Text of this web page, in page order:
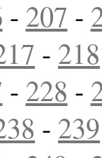
- 207 -
- 218
- 228 -
- 239